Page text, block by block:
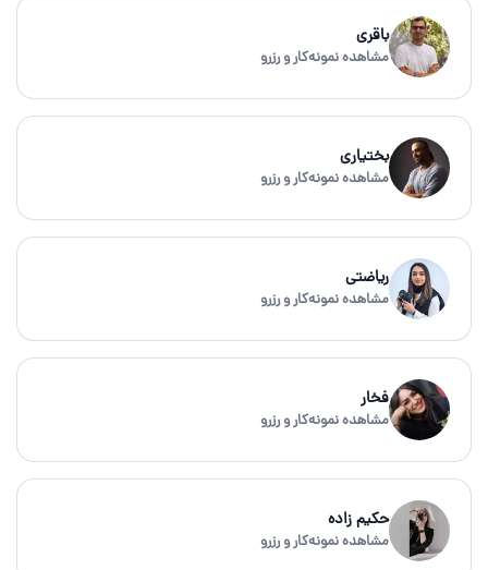
باقری
مشاهده نمونه‌کار و رزرو
بختیاری
مشاهده نمونه‌کار و رزرو
ریاضتی
مشاهده نمونه‌کار و رزرو
فخار
مشاهده نمونه‌کار و رزرو
حکیم زاده
مشاهده نمونه‌کار و رزرو